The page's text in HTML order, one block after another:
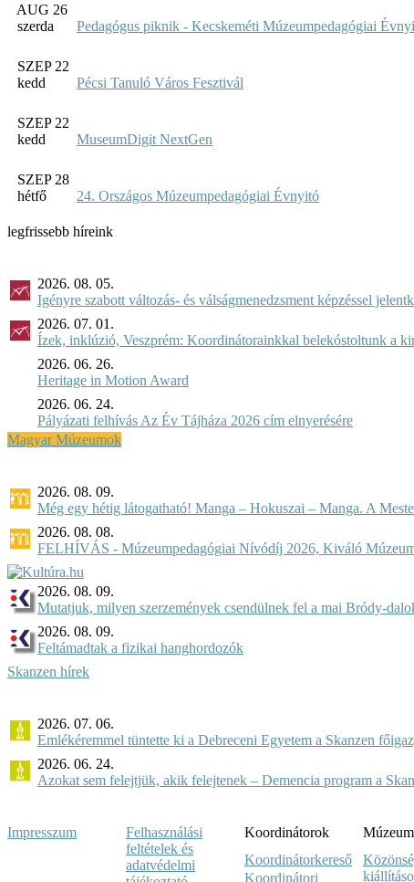
AUG 26
szerda
Pedagógus piknik - Kecskeméti Múzeumpedagógiai
SZEP 22
kedd
Pécsi Tanuló Város Fesztivál
SZEP 22
kedd
MuseumDigit NextGen
SZEP 28
hétfő
24. Országos Múzeumpedagógiai Évnyitó
legfrissebb híreink
2026. 08. 05.
Igényre szabott változás- és válságmenedzsment képzéssel
2026. 07. 01.
Ízek, inklúzió, Veszprém: Koordinátorainkkal belekóstoltunk a
2026. 06. 26.
Heritage in Motion Award
2026. 06. 24.
Pályázati felhívás Az Év Tájháza 2026 cím elnyerésére
Magyar Múzeumok
2026. 08. 09.
Még egy hétig látogatható! Manga – Hokuszai – Manga. A
2026. 08. 08.
FELHÍVÁS - Múzeumpedagógiai Nívódíj 2026, Kiváló
2026. 08. 09.
Mutatjuk, milyen szerzemények csendülnek fel a mai Bródy-
2026. 08. 09.
Feltámadtak a fizikai hanghordozók
Skanzen hírek
2026. 07. 06.
Emlékéremmel tüntette ki a Debreceni Egyetem a Skanzen
2026. 06. 24.
Azokat sem felejtjük, akik felejtenek – Demencia program a
Impresszum
Felhasználási
feltételek és
adatvédelmi
Koordinátorok
Koordinátorkereső
Koordinátori